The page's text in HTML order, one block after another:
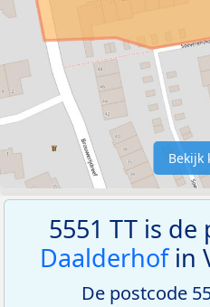
Bekijk
5551 TT is
Daalderhofin
De postcode